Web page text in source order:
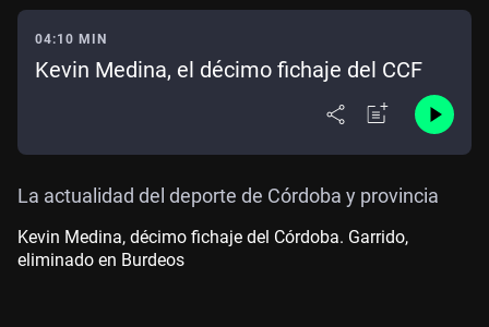
04:10 MIN
Kevin Medina, el décimo fichaje del CCF
La actualidad del deporte de Córdoba y provincia
Kevin Medina, décimo fichaje del Córdoba. Garrido,
eliminado en Burdeos